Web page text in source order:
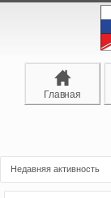
Главная
Недавняя активность